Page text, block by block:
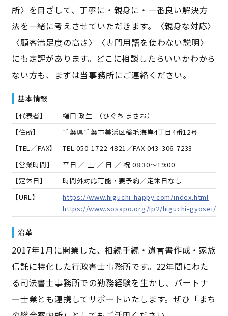
所〉を目ざして、丁寧に・親身に・一番良い解決方
法を一緒に考えさせていただきます。〈親身な対応〉
〈顧客満足度の高さ〉〈専門用語を使わない説明〉
にも定評があります。どこに相談したらいいかわから
ない方も、まずは当事務所にご連絡ください。
基本情報
【代表者】 樋口 政生 （ひぐち まさお）
【住所】
千葉県千葉市美浜区稲毛海岸4丁目4番12号
【TEL／FAX】
TEL.050-1722-4821 ／FAX.043-306-7233
【営業時間】
平日 ／ 土 ／ 日 ／ 祝 08:30～19:00
【定休日】
時間外対応可能・要予約／定休日なし
【URL】
https://www.higuchi-happy.com/index.html
https://www.sosapo.org/lp2/higuchi-gyosei/
沿革
2017年1月に開業した、相続手続・遺言書作成・家族
信託に特化した行政書士事務所です。22年間にわた
る司法書士事務所での勤務経験を生かし、パートナ
ー士業とも連携してサポートいたします。ぜひ「まち